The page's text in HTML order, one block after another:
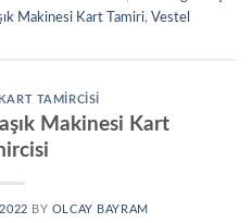
Makinesi Kart Tamiri, Vestel
TAMIRCISI
Makinesi Kart
BY OLCAY BAYRAM